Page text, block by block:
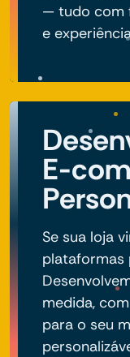
— tudo com
e
E-
Se sua loja
plataformas
medida,
para o seu